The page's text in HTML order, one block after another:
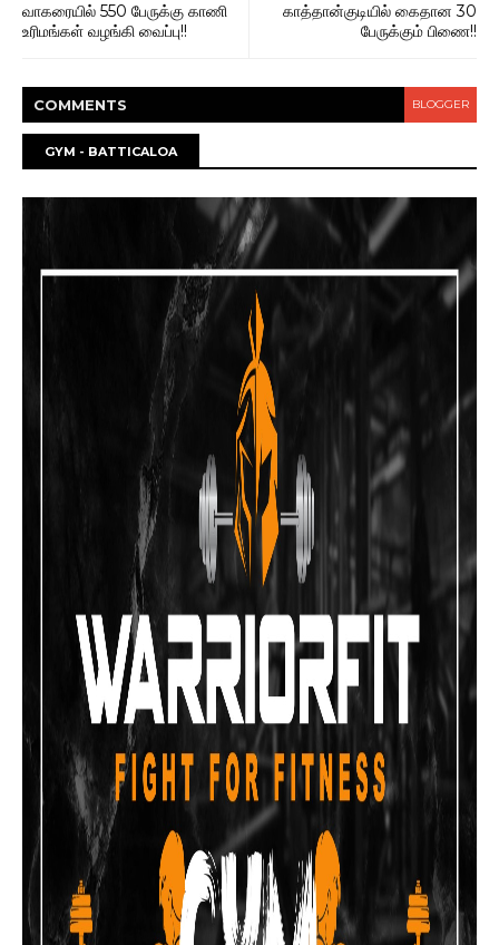
காத்தான்குடியில் கைதான 30
பேருக்கும் பிணை!!
வாகரையில் 550 பேருக்கு காணி
உரிமங்கள் வழங்கி வைப்பு!!
COMMENTS BLOGGER
GYM - BATTICALOA